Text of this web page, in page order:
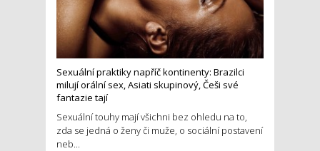
Sexuální praktiky napříč kontinenty: Brazilci
milují orální sex, Asiati skupinový, Češi své
fantazie tají
Sexuální touhy mají všichni bez ohledu na to,
zda se jedná o ženy či muže, o sociální postavení
neb...